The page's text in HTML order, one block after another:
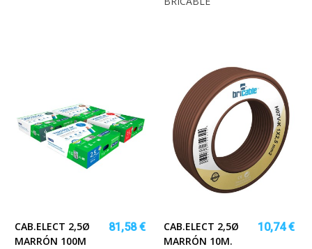
CAB.ELECT 2,5Ø
MARRÓN 100M
81,58 €
CAB.ELECT 2,5Ø
MARRÓN 10M.
10,74 €